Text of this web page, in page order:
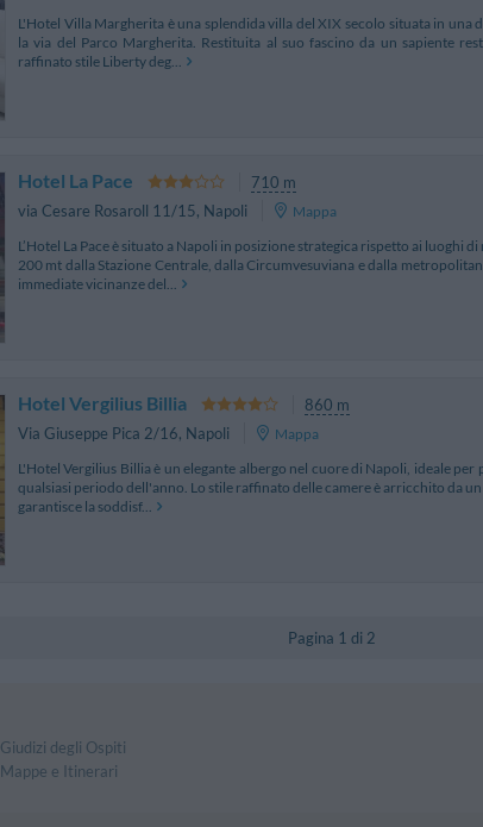
L'Hotel Villa Margherita è una splendida villa del XIX secolo situata in una
la via del Parco Margherita. Restituita al suo fascino da un sapiente
raffinato stile Liberty deg...
Hotel La Pace
710 m
via Cesare Rosaroll 11/15, Napoli
Mappa
L’Hotel La Pace è situato a Napoli in posizione strategica rispetto ai luoghi
200 mt dalla Stazione Centrale, dalla Circumvesuviana e dalla
immediate vicinanze del...
Hotel Vergilius Billia
860 m
Via Giuseppe Pica 2/16, Napoli
Mappa
L'Hotel Vergilius Billia è un elegante albergo nel cuore di Napoli, ideale
qualsiasi periodo dell'anno. Lo stile raffinato delle camere è arricchito da
garantisce la soddisf...
Pagina 1 di 2
Giudizi degli Ospiti
Mappe e Itinerari